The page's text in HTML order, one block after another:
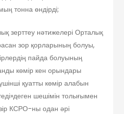
тонна өндірді;
зерттеу нәтижелері Орталық
зор қорларының болуы,
пайда болуының
көмір кен орындары
қуатты көмір алабын
шешімін толығымен
КСРО-ны одан әрі